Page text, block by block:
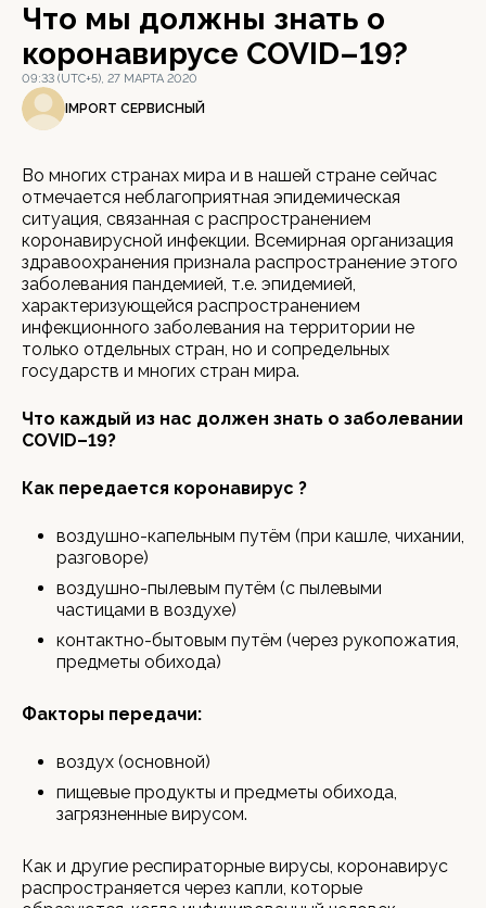
Что мы должны знать о
коронавирусе COVID–19?
09:33 (UTC+5), 27 МАРТА 2020
IMPORT СЕРВИСНЫЙ
Во многих странах мира и в нашей стране сейчас
отмечается неблагоприятная эпидемическая
ситуация, связанная с распространением
коронавирусной инфекции. Всемирная организация
здравоохранения признала распространение этого
заболевания пандемией, т.е. эпидемией,
характеризующейся распространением
инфекционного заболевания на территории не
только отдельных стран, но и сопредельных
государств и многих стран мира.
Что каждый из нас должен знать о заболевании
COVID–19?
Как передается коронавирус ?
воздушно-капельным путём (при кашле, чихании,
разговоре)
воздушно-пылевым путём (с пылевыми
частицами в воздухе)
контактно-бытовым путём (через рукопожатия,
предметы обихода)
Факторы передачи:
воздух (основной)
пищевые продукты и предметы обихода,
загрязненные вирусом.
Как и другие респираторные вирусы, коронавирус
распространяется через капли, которые